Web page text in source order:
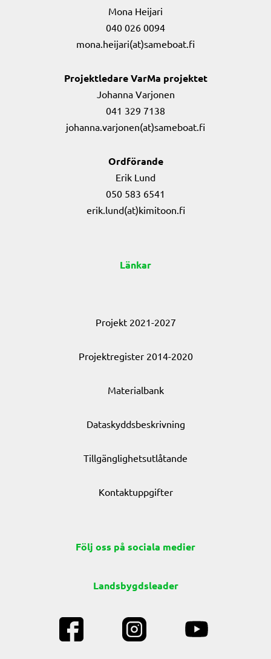
Mona Heijari
040 026 0094
mona.heijari(at)sameboat.fi
Projektledare VarMa projektet
Johanna Varjonen
041 329 7138
johanna.varjonen(at)sameboat.fi
Ordförande
Erik Lund
050 583 6541
erik.lund(at)kimitoon.fi
Länkar
Projekt 2021-2027
Projektregister 2014-2020
Materialbank
Dataskyddsbeskrivning
Tillgänglighetsutlåtande
Kontaktuppgifter
Följ oss på sociala medier
Landsbygdsleader